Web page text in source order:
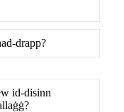
drapp?
id-disinn